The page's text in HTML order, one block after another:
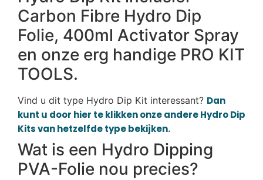
Carbon Fibre Hydro Dip
Folie, 400ml Activator Spray
en onze erg handige PRO KIT
TOOLS.
Vind u dit type Hydro Dip Kit interessant? Dan
kunt u door hier te klikken onze andere Hydro Dip
Kits van hetzelfde type bekijken.
Wat is een Hydro Dipping
PVA-Folie nou precies?